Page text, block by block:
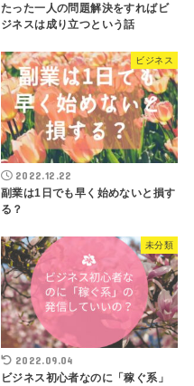
たった一人の問題解決をすればビ
ジネスは成り立つという話
ビジネス
2022.12.22
副業は1日でも早く始めないと損す
る？
未分類
2022.09.04
ビジネス初心者なのに「稼ぐ系」